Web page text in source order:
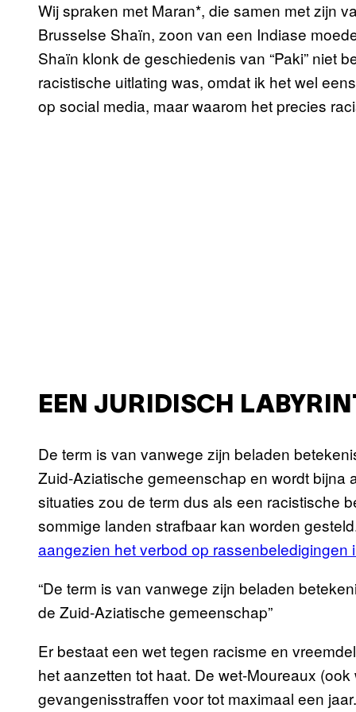
Wij spraken met Maran*, die samen met zijn
Brusselse Shaïn, zoon van een Indiase
Shaïn klonk de geschiedenis van “Paki” niet
racistische uitlating was, omdat ik het wel
op social media, maar waarom het precies
EEN JURIDISCH
De term is van vanwege zijn beladen
Zuid-Aziatische gemeenschap en wordt bijna
situaties zou de term dus als een racistische
sommige landen strafbaar kan worden
aangezien het verbod op rassenbeledigingen
“De term is van vanwege zijn beladen
de Zuid-Aziatische gemeenschap”
Er bestaat een wet tegen racisme en
het aanzetten tot haat. De wet-Moureaux
gevangenisstraffen voor tot maximaal een